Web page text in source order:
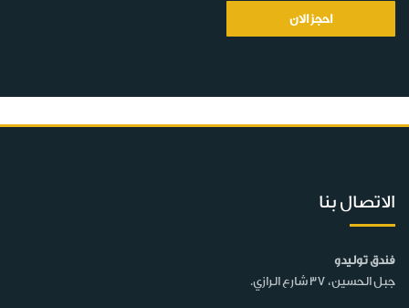
احجز الان
الاتصال بنا
فندق توليدو
جبل الحسين، 37 شارع الرازي.